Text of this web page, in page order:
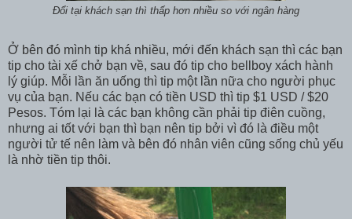
Đổi tại khách sạn thì thấp hơn nhiều so với ngân hàng
Ở bên đó mình tip khá nhiều, mới đến khách sạn thì các bạn
tip cho tài xế chở bạn về, sau đó tip cho bellboy xách hành
lý giúp. Mỗi lần ăn uống thì tip một lần nữa cho người phục
vụ của bạn. Nếu các bạn có tiền USD thì tip $1 USD / $20
Pesos. Tóm lại là các bạn không cần phải tip điên cuồng,
nhưng ai tốt với bạn thì bạn nên tip bởi vì đó là điều một
người tử tế nên làm và bên đó nhân viên cũng sống chủ yếu
là nhờ tiền tip thôi.